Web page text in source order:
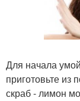
Для начала
приготовьте
скраб - лимон